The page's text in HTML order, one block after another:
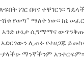
ነገር በዛና ተቸገርን፡፡
የወጣ” ማለት ነው፡፡ ከኔ
አንድ ሁኔታ ሲግማማና
ሊጠፉ የተዘጋጁ
ማንኛችንም